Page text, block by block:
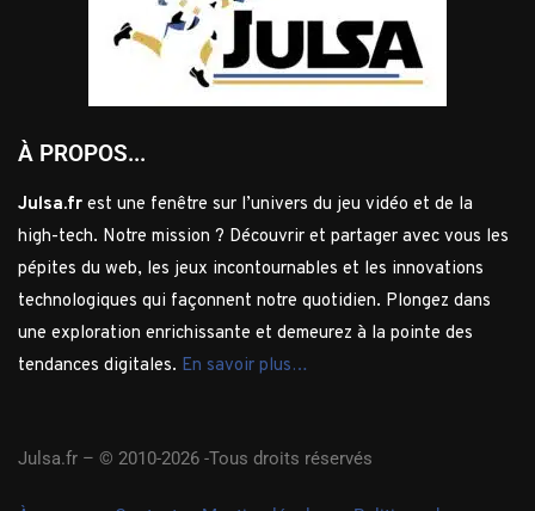
À PROPOS...
Julsa.fr est une fenêtre sur l’univers du jeu vidéo et de la
high-tech. Notre mission ? Découvrir et partager avec vous les
pépites du web, les jeux incontournables et les innovations
technologiques qui façonnent notre quotidien. Plongez dans
une exploration enrichissante et demeurez à la pointe des
tendances digitales. En savoir plus…
Julsa.fr – © 2010-2026 -Tous droits réservés